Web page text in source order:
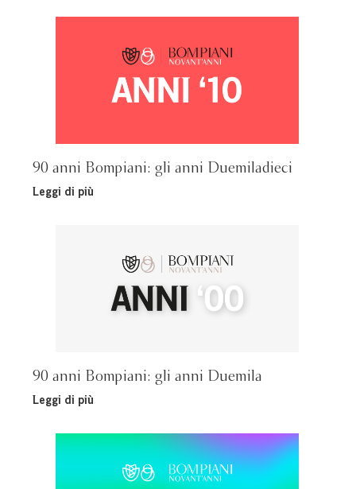
90 anni Bompiani: gli anni Duemiladieci
Leggi di più
90 anni Bompiani: gli anni Duemila
Leggi di più